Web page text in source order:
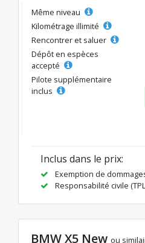
Même niveau
Kilométrage illimité
Rencontrer et saluer
Dépôt en espèces
accepté
Pilote supplémentaire
inclus
Inclus dans le prix:
Exemption de
Responsabilité civile
BMW X5 New ou